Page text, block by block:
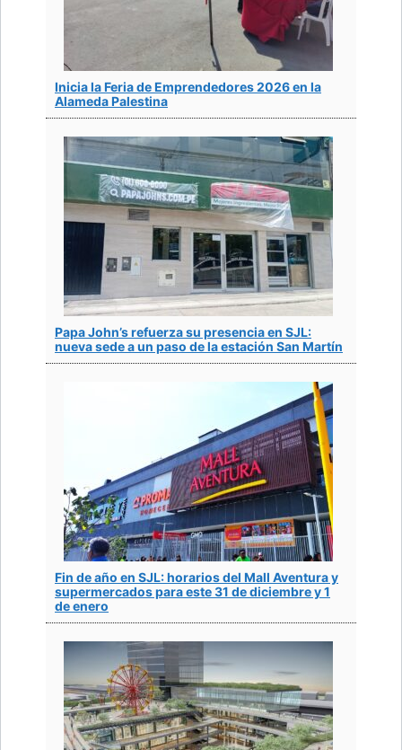
Inicia la Feria de Emprendedores 2026 en la
Alameda Palestina
Papa John’s refuerza su presencia en SJL:
nueva sede a un paso de la estación San Martín
Fin de año en SJL: horarios del Mall Aventura y
supermercados para este 31 de diciembre y 1
de enero